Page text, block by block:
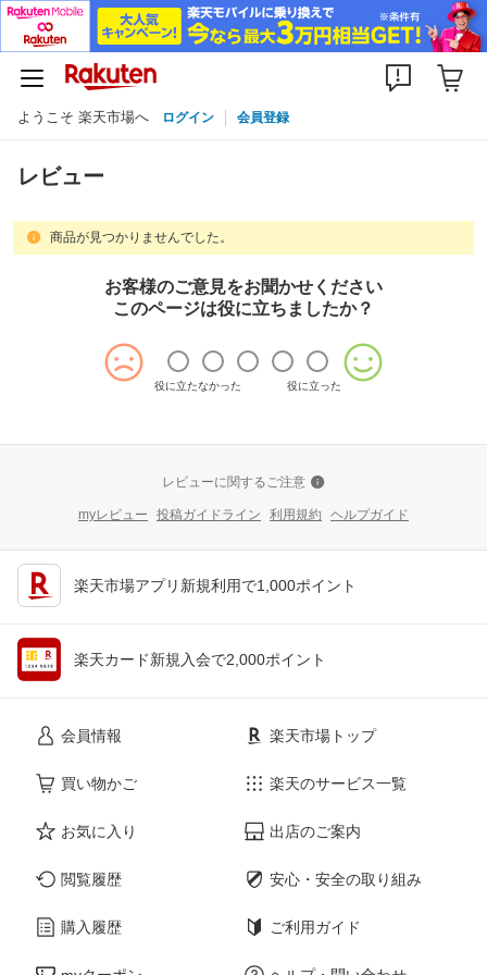
ようこそ 楽天市場へ ログイン 会員登録
レビュー
商品が見つかりませんでした。
お客様のご意見をお聞かせください
このページは役に立ちましたか？
役に立たなかった 役に立った
レビューに関するご注意
myレビュー 投稿ガイドライン 利用規約 ヘルプガイド
楽天市場アプリ新規利用で1,000ポイント
楽天カード新規入会で2,000ポイント
会員情報
買い物かご
お気に入り
閲覧履歴
購入履歴
楽天市場トップ
楽天のサービス一覧
出店のご案内
安心・安全の取り組み
ご利用ガイド